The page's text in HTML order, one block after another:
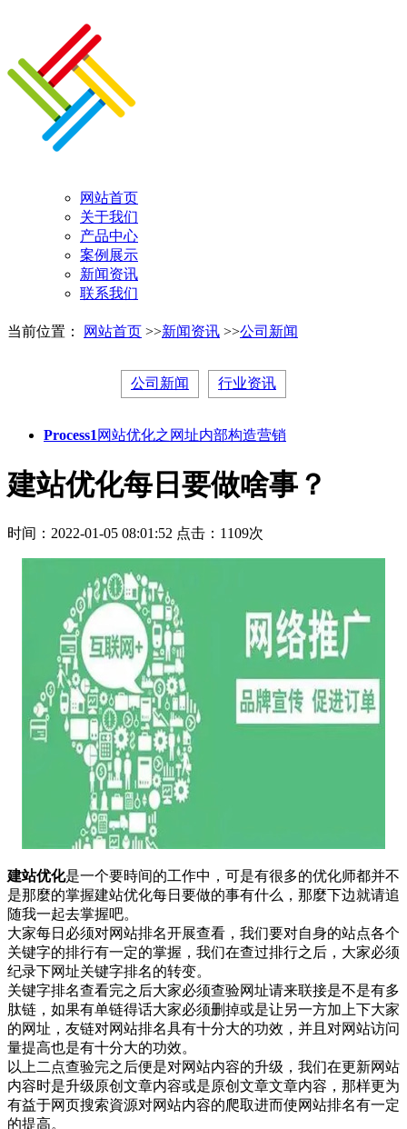
网站首页
关于我们
产品中心
案例展示
新闻资讯
联系我们
当前位置： 网站首页 >>新闻资讯 >>公司新闻
公司新闻 行业资讯
Process1 网站优化之网址内部构造营销
建站优化每日要做啥事？
时间：2022-01-05 08:01:52 点击：1109次
建站优化是一个要時间的工作中，可是有很多的优化师都并不
是那麼的掌握建站优化每日要做的事有什么，那麼下边就请追
随我一起去掌握吧。
大家每日必须对网站排名开展查看，我们要对自身的站点各个
关键字的排行有一定的掌握，我们在查过排行之后，大家必须
纪录下网址关键字排名的转变。
关键字排名查看完之后大家必须查验网址请来联接是不是有多
肽链，如果有单链得话大家必须删掉或是让另一方加上下大家
的网址，友链对网站排名具有十分大的功效，并且对网站访问
量提高也是有十分大的功效。
以上二点查验完之后便是对网站内容的升级，我们在更新网站
内容时是升级原创文章内容或是原创文章文章内容，那样更为
有益于网页搜索資源对网站内容的爬取进而使网站排名有一定
的提高。